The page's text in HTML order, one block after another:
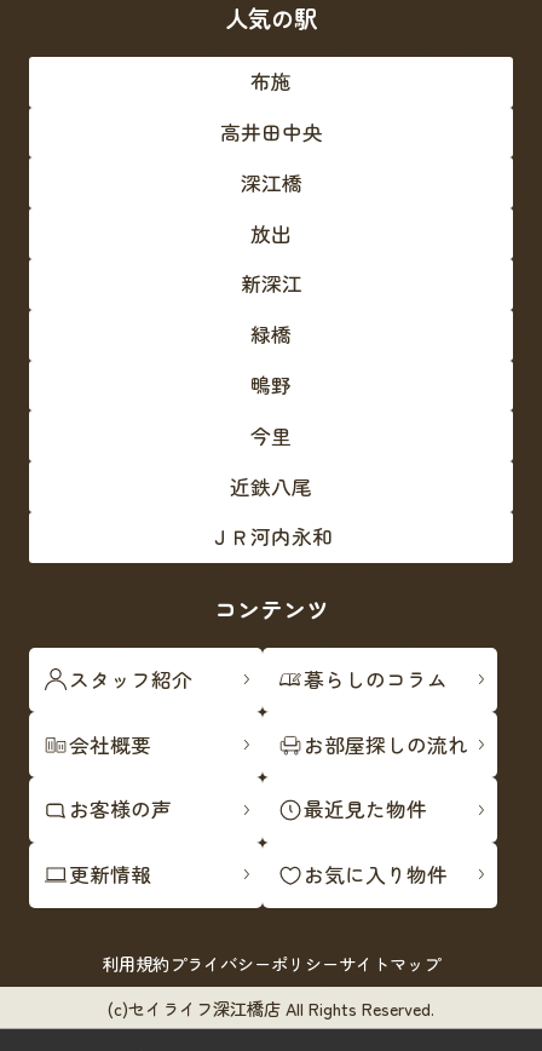
人気の駅
布施
高井田中央
深江橋
放出
新深江
緑橋
鴫野
今里
近鉄八尾
ＪＲ河内永和
コンテンツ
スタッフ紹介 暮らしのコラム
会社概要 お部屋探しの流れ
お客様の声 最近見た物件
更新情報 お気に入り物件
利用規約プライバシーポリシーサイトマップ
(c)セイライフ深江橋店 All Rights Reserved.